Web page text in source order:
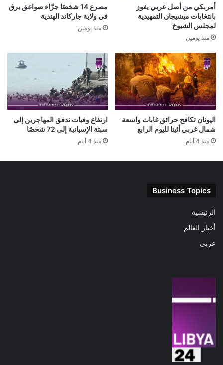
أمربكي من أصل عربي يفوز
بانتخابات ميشيجان التمهيدية
لمجلس الشيوخ
منذ يومين
مصرع 14 شخصًا جرَّاء صواعق برق
في ولاية جاركاند الهندية
منذ يومين
اليونان تكافح حرائق غابات واسعة
شمال غربي أثينا لليوم الرابع
منذ 4 أيام
ارتفاع وفيات تدفق المهاجرين إلى
سبتة الإسبانية إلى 72 شخصًا
منذ 4 أيام
Business Topics
الرئيسية
أخبار العالم
عربى